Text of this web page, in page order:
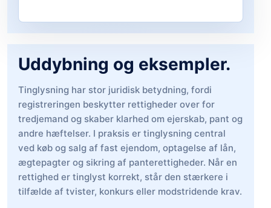
Uddybning og eksempler.
Tinglysning har stor juridisk betydning, fordi
registreringen beskytter rettigheder over for
tredjemand og skaber klarhed om ejerskab, pant og
andre hæftelser. I praksis er tinglysning central
ved køb og salg af fast ejendom, optagelse af lån,
ægtepagter og sikring af panterettigheder. Når en
rettighed er tinglyst korrekt, står den stærkere i
tilfælde af tvister, konkurs eller modstridende krav.